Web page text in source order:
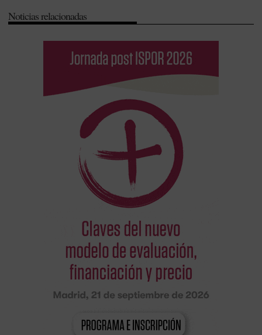
Noticias relacionadas